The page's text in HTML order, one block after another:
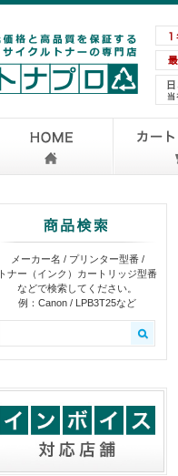
メーカー名 / プリンター型番 /
トナー（インク）カートリッジ型番
などで検索してください。
例：Canon / LPB3T25など